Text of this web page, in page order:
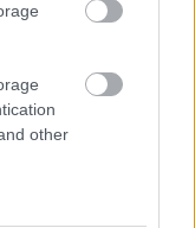
other
magát Bottas az